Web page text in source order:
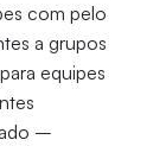
com pelo
a grupos
equipes
–